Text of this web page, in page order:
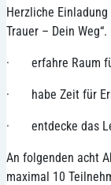
Herzliche Einladung
Trauer – Dein
· erfahre Raum
· habe Zeit für
· entdecke das
An folgenden acht
maximal 10